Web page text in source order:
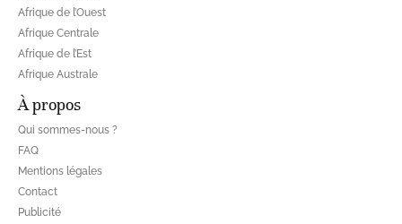
Afrique de l’Ouest
Afrique Centrale
Afrique de l’Est
Afrique Australe
À propos
Qui sommes-nous ?
FAQ
Mentions légales
Contact
Publicité